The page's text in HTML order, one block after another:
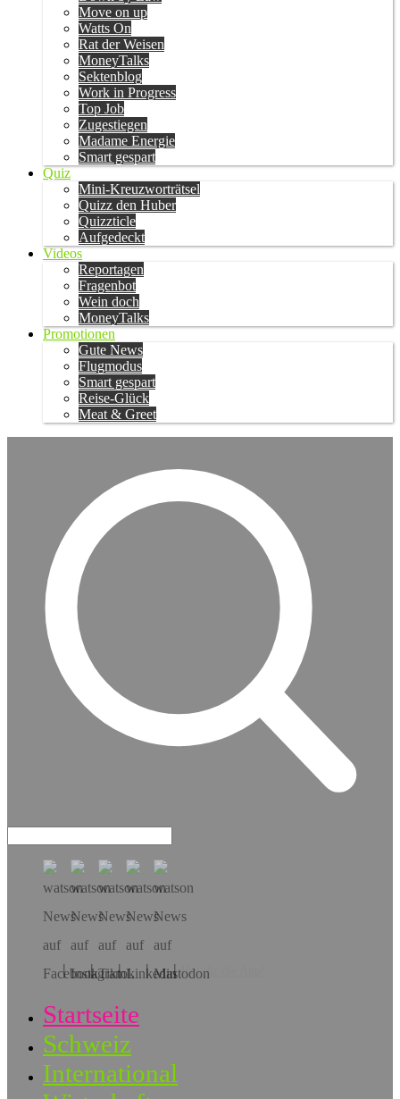
Move on up
Watts On
Rat der Weisen
MoneyTalks
Sektenblog
Work in Progress
Top Job
Zugestiegen
Madame Energie
Smart gespart
Quiz
Mini-Kreuzworträtsel
Quizz den Huber
Quizzticle
Aufgedeckt
Videos
Reportagen
Fragenbot
Wein doch
MoneyTalks
Promotionen
Gute News
Flugmodus
Smart gespart
Reise-Glück
Meat & Greet
Hol dir die App!
Startseite
Schweiz
International